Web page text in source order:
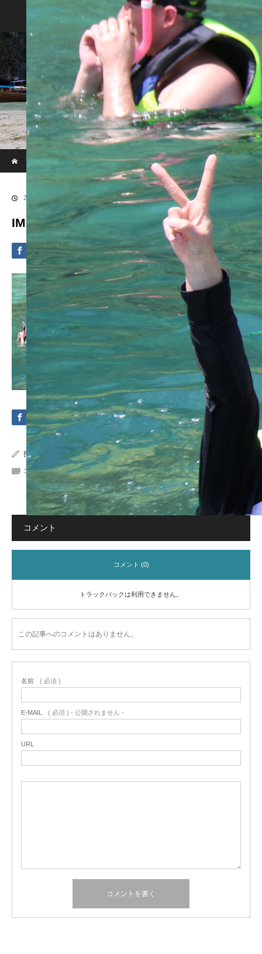
Phi Phi & Khai Island by Speed Boat
IMG_2397
2020.09.4
IMG_2397
投稿者: Crystal Sea Marine
コメント: 0
コメント
コメント (0)
トラックバックは利用できません。
この記事へのコメントはありません。
名前 ( 必須 )
E-MAIL ( 必須 ) - 公開されません -
URL